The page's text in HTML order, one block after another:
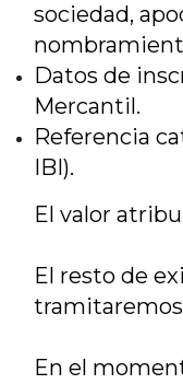
sociedad,
Datos de
Mercantil.
Referencia
IBI).
El valor
El resto de
En el